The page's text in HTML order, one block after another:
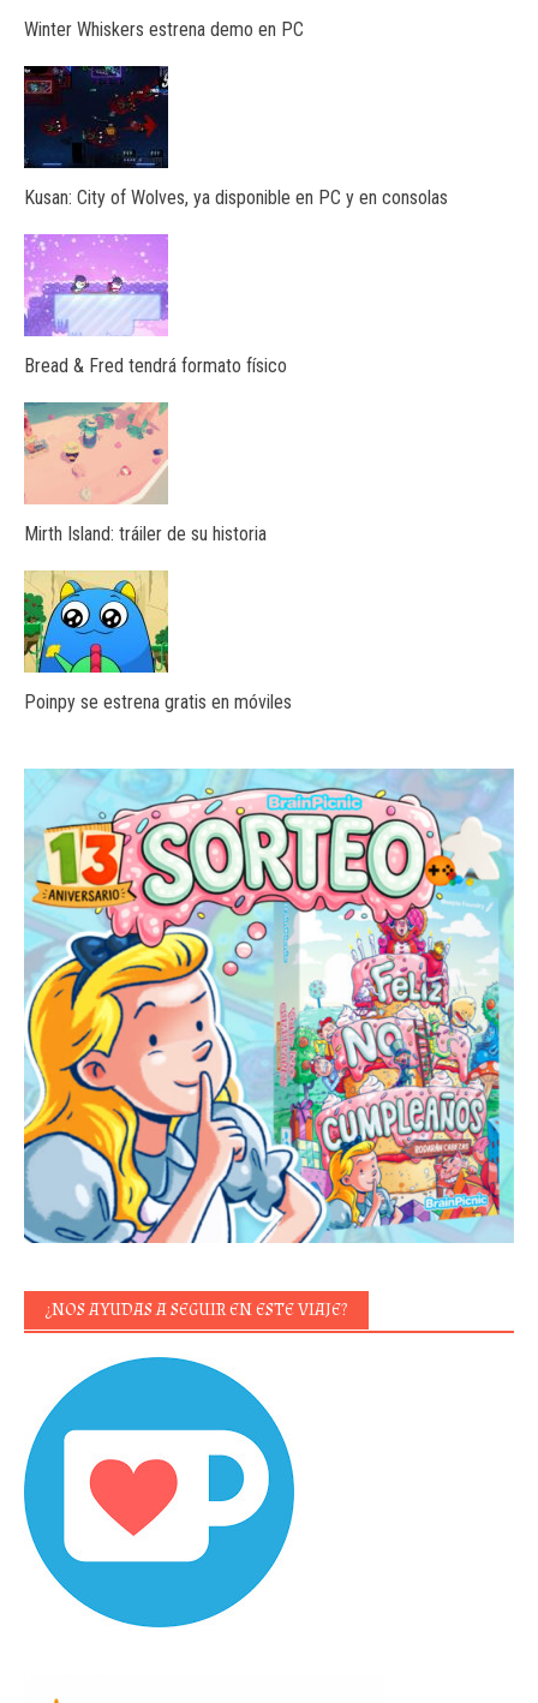
Winter Whiskers estrena demo en PC
Kusan: City of Wolves, ya disponible en PC y en consolas
Bread & Fred tendrá formato físico
Mirth Island: tráiler de su historia
Poinpy se estrena gratis en móviles
¿NOS AYUDAS A SEGUIR EN ESTE VIAJE?